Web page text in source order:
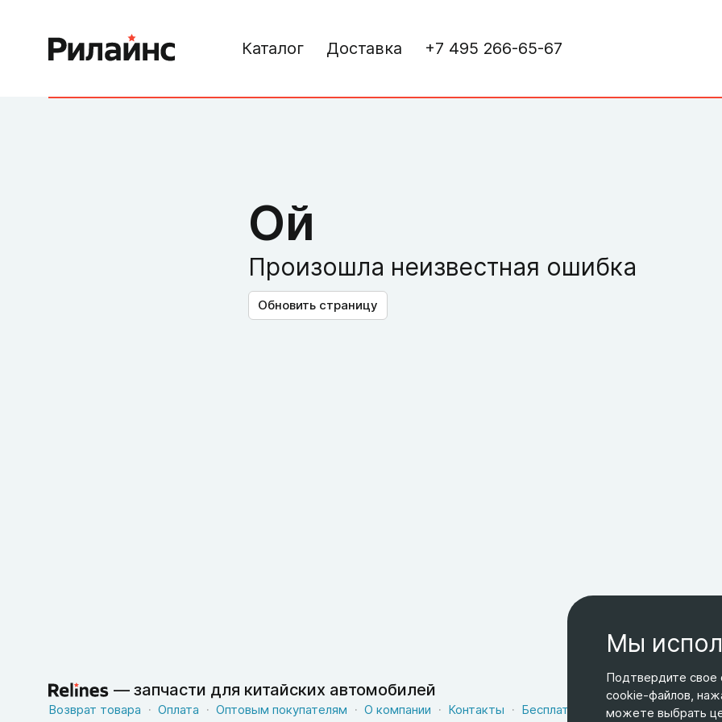
Каталог Доставка +7 495 266-65-67
Ой
Произошла неизвестная ошибка
Обновить страницу
— запчасти для китайских автомобилей
Возврат товара Оплата Оптовым покупателям О компании Контакты Бесплатная доставка
Оферта
Мы
Подтвердите свое
cookie-файлов,
можете выбрать